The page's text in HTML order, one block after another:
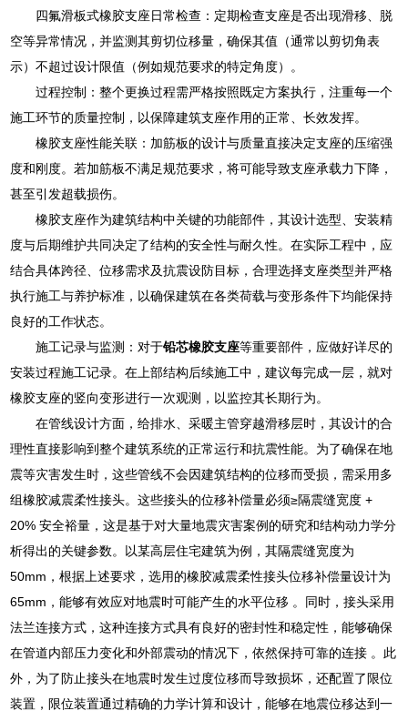
四氟滑板式橡胶支座日常检查：定期检查支座是否出现滑移、脱
空等异常情况，并监测其剪切位移量，确保其值（通常以剪切角表
示）不超过设计限值（例如规范要求的特定角度）。
过程控制：整个更换过程需严格按照既定方案执行，注重每一个
施工环节的质量控制，以保障建筑支座作用的正常、长效发挥。
橡胶支座性能关联：加筋板的设计与质量直接决定支座的压缩强
度和刚度。若加筋板不满足规范要求，将可能导致支座承载力下降，
甚至引发超载损伤。
橡胶支座作为建筑结构中关键的功能部件，其设计选型、安装精
度与后期维护共同决定了结构的安全性与耐久性。在实际工程中，应
结合具体跨径、位移需求及抗震设防目标，合理选择支座类型并严格
执行施工与养护标准，以确保建筑在各类荷载与变形条件下均能保持
良好的工作状态。
施工记录与监测：对于铅芯橡胶支座等重要部件，应做好详尽的
安装过程施工记录。在上部结构后续施工中，建议每完成一层，就对
橡胶支座的竖向变形进行一次观测，以监控其长期行为。
在管线设计方面，给排水、采暖主管穿越滑移层时，其设计的合
理性直接影响到整个建筑系统的正常运行和抗震性能。为了确保在地
震等灾害发生时，这些管线不会因建筑结构的位移而受损，需采用多
组橡胶减震柔性接头。这些接头的位移补偿量必须≥隔震缝宽度 +
20% 安全裕量，这是基于对大量地震灾害案例的研究和结构动力学分
析得出的关键参数。以某高层住宅建筑为例，其隔震缝宽度为
50mm，根据上述要求，选用的橡胶减震柔性接头位移补偿量设计为
65mm，能够有效应对地震时可能产生的水平位移 。同时，接头采用
法兰连接方式，这种连接方式具有良好的密封性和稳定性，能够确保
在管道内部压力变化和外部震动的情况下，依然保持可靠的连接 。此
外，为了防止接头在地震时发生过度位移而导致损坏，还配置了限位
装置，限位装置通过精确的力学计算和设计，能够在地震位移达到一